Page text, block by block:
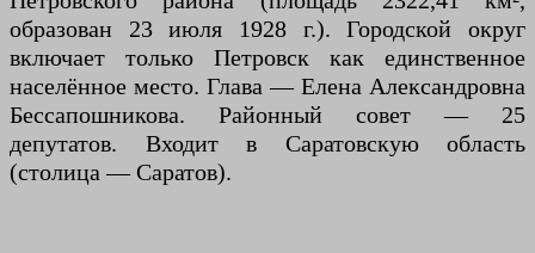
образован 23 июля 1928 г.). Городской округ
включает только Петровск как единственное
населённое место. Глава — Елена Александровна
Бессапошникова. Районный совет — 25
депутатов. Входит в Саратовскую область
(столица — Саратов).